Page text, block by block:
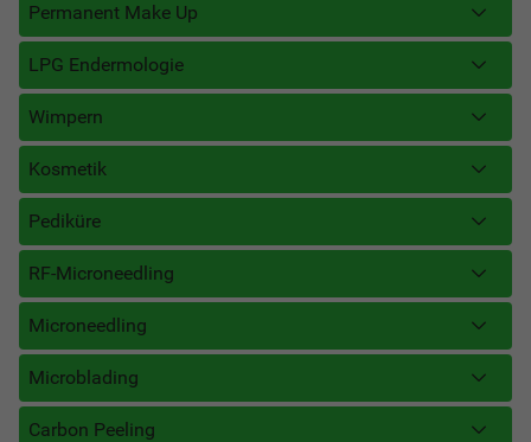
Permanent Make Up
LPG Endermologie
Wimpern
Kosmetik
Pediküre
RF-Microneedling
Microneedling
Microblading
Carbon Peeling